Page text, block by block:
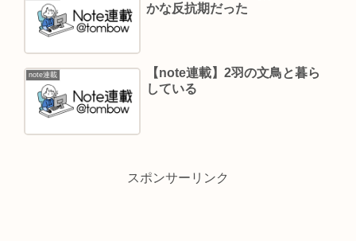
かな反抗期だった
note連載
【note連載】2羽の文鳥と暮ら
している
スポンサーリンク